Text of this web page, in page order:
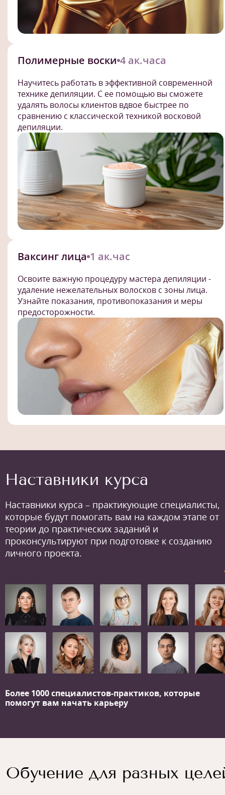
Полимерные воски 4 ак.часа
Научитесь работать в эффективной современной
технике депиляции. С ее помощью вы сможете
удалять волосы клиентов вдвое быстрее по
сравнению с классической техникой восковой
депиляции.
Ваксинг лица 1 ак.час
Освоите важную процедуру мастера депиляции -
удаление нежелательных волосков с зоны лица.
Узнайте показания, противопоказания и меры
предосторожности.
Наставники курса
Наставники курса – практикующие специалисты,
которые будут помогать вам на каждом этапе от
теории до практических заданий и
проконсультируют при подготовке к созданию
личного проекта.
Более 1000 специалистов-практиков, которые
помогут вам начать карьеру
Обучение для разных